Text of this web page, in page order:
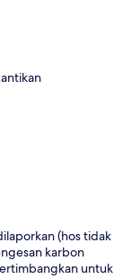
(hos tidak
karbon
untuk